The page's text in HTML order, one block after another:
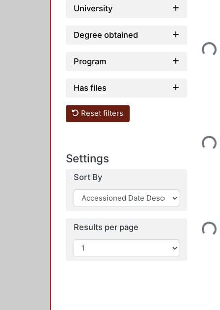
University
Degree obtained
Program
Has files
Reset filters
Settings
Sort By
Results per page